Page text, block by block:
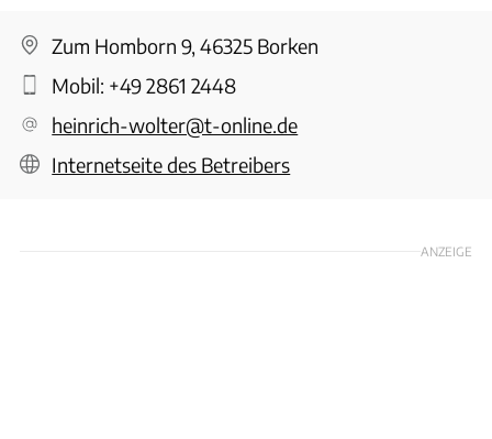
Zum Homborn 9, 46325 Borken
Mobil: +49 2861 2448
heinrich-wolter@t-online.de
Internetseite des Betreibers
ANZEIGE